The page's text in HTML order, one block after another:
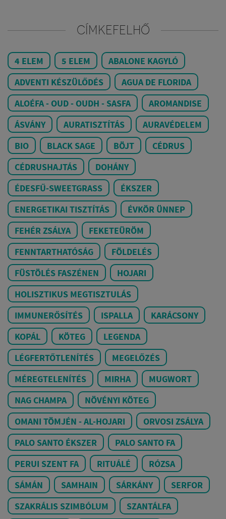
CÍMKEFELHŐ
4 ELEM 5 ELEM
ABALONE KAGYLÓ
ADVENTI KÉSZÜLŐDÉS
AGUA DE FLORIDA
ALOÉFA - OUD - OUDH - SASFA
AROMANDISE
ÁSVÁNY
AURATISZTÍTÁS
AURAVÉDELEM
BIO
BLACK SAGE BÖJT
CÉDRUS
CÉDRUSHAJTÁS
DOHÁNY
ÉDESFŰ-SWEETGRASS
ÉKSZER
ENERGETIKAI TISZTÍTÁS
ÉVKÖR ÜNNEP
FEHÉR ZSÁLYA
FEKETEÜRÖM
FENNTARTHATÓSÁG
FÖLDELÉS
FÜSTÖLÉS FASZÉNEN
HOJARI
HOLISZTIKUS MEGTISZTULÁS
IMMUNERŐSÍTÉS
ISPALLA
KARÁCSONY
KOPÁL
KÖTEG
LEGENDA
LÉGFERTŐTLENÍTÉS
MEGELŐZÉS
MÉREGTELENÍTÉS
MIRHA
MUGWORT
NAG CHAMPA
NÖVÉNYI KÖTEG
OMANI TÖMJÉN - AL-HOJARI
ORVOSI ZSÁLYA
PALO SANTO ÉKSZER
PALO SANTO FA
PERUI SZENT FA
RITUÁLÉ
RÓZSA
SÁMÁN
SAMHAIN SÁRKÁNY
SERFOR
SZAKRÁLIS SZIMBÓLUM
SZANTÁLFA